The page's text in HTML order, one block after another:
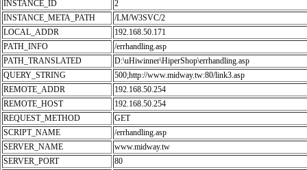
INSTANCE_ID
2
INSTANCE_META_PATH
/LM/W3SVC/2
LOCAL_ADDR
192.168.50.171
PATH_INFO
/errhandling.asp
PATH_TRANSLATED
D:\uHiwinner\HiperShop\errhandling.asp
QUERY_STRING
500;http://www.midway.tw:80/link3.asp
REMOTE_ADDR
192.168.50.254
REMOTE_HOST
192.168.50.254
REQUEST_METHOD
GET
SCRIPT_NAME
/errhandling.asp
SERVER_NAME
www.midway.tw
SERVER_PORT
80